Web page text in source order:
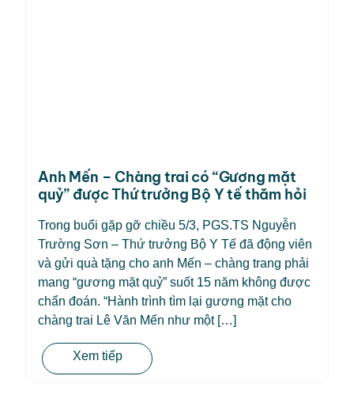
Anh Mến – Chàng trai có “Gương mặt
quỷ” được Thứ trưởng Bộ Y tế thăm hỏi
Trong buổi gặp gỡ chiều 5/3, PGS.TS Nguyễn
Trường Sơn – Thứ trưởng Bộ Y Tế đã động viên
và gửi quà tặng cho anh Mến – chàng trang phải
mang “gương mặt quỷ” suốt 15 năm không được
chẩn đoán. “Hành trình tìm lại gương mặt cho
chàng trai Lê Văn Mến như một […]
Xem tiếp